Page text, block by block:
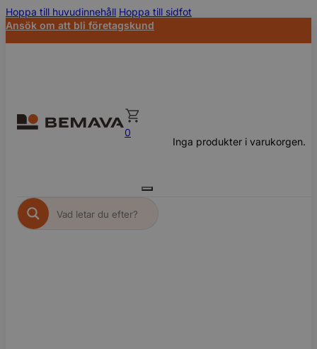
Hoppa till huvudinnehåll Hoppa till sidfot
Ansök om att bli företagskund
0
Inga produkter i varukorgen.